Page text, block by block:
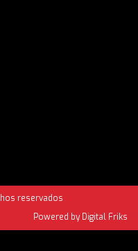
reservados
Powered by Digital Friks